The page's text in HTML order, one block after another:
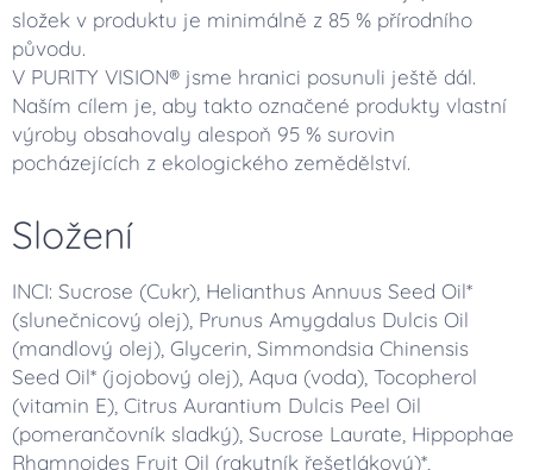
složek v produktu je minimálně z 85 % přírodního
původu.
V PURITY VISION® jsme hranici posunuli ještě dál.
Naším cílem je, aby takto označené produkty vlastní
výroby obsahovaly alespoň 95 % surovin
pocházejících z ekologického zemědělství.
Složení
INCI: Sucrose (Cukr), Helianthus Annuus Seed Oil*
(slunečnicový olej), Prunus Amygdalus Dulcis Oil
(mandlový olej), Glycerin, Simmondsia Chinensis
Seed Oil* (jojobový olej), Aqua (voda), Tocopherol
(vitamin E), Citrus Aurantium Dulcis Peel Oil
(pomerančovník sladký), Sucrose Laurate, Hippophae
Rhamnoides Fruit Oil (rakytník řešetlákový)*,